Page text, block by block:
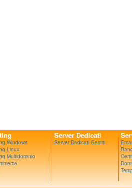
Server Dedicati
Windows
Linux
Multidominio
Server Dedicati Gestiti